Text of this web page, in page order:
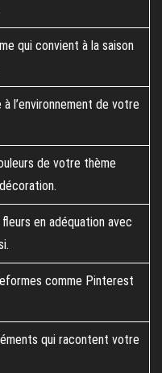
qui convient à la saison
l’environnement de votre
de votre thème
en adéquation avec
comme Pinterest
qui racontent votre